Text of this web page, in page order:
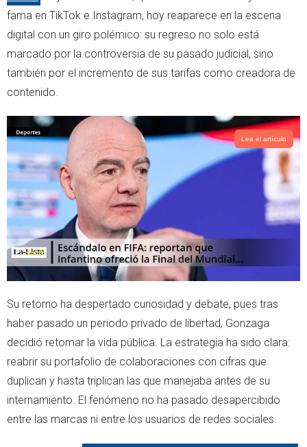
e
r
a
p
p
fama en TikTok e Instagram, hoy reaparece en la escena
digital con un giro polémico: su regreso no solo está
marcado por la controversia de su pasado judicial, sino
también por el incremento de sus tarifas como creadora de
contenido.
Lea el artículo
Su retorno ha despertado curiosidad y debate, pues tras
haber pasado un periodo privado de libertad, Gonzaga
decidió retomar la vida pública. La estrategia ha sido clara:
reabrir su portafolio de colaboraciones con cifras que
duplican y hasta triplican las que manejaba antes de su
internamiento. El fenómeno no ha pasado desapercibido
entre las marcas ni entre los usuarios de redes sociales.